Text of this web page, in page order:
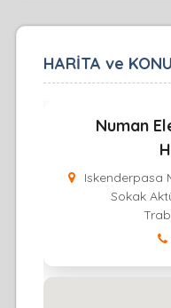
HARİTA ve
Numan
Iskenderpasa
Sokak